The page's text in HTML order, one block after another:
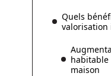
Quels
valorisation
habitable
maison